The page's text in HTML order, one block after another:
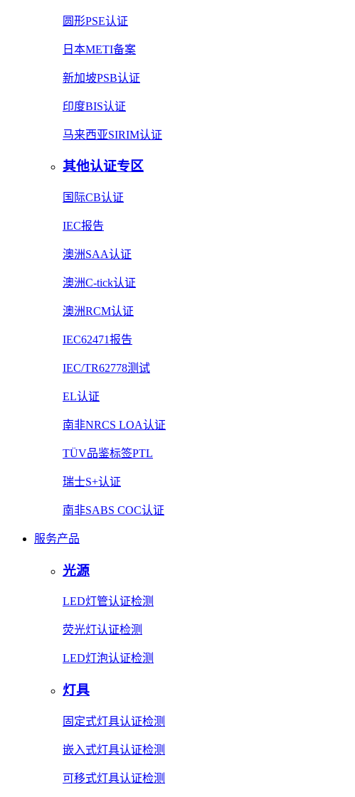
圆形PSE认证
日本METI备案
新加坡PSB认证
印度BIS认证
马来西亚SIRIM认证
其他认证专区
国际CB认证
IEC报告
澳洲SAA认证
澳洲C-tick认证
澳洲RCM认证
IEC62471报告
IEC/TR62778测试
EL认证
南非NRCS LOA认证
TÜV品鉴标签PTL
瑞士S+认证
南非SABS COC认证
服务产品
光源
LED灯管认证检测
荧光灯认证检测
LED灯泡认证检测
灯具
固定式灯具认证检测
嵌入式灯具认证检测
可移式灯具认证检测